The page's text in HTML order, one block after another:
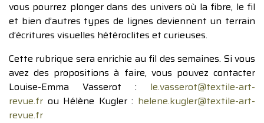
vous pourrez plonger dans des univers où la fibre, le fil
et bien d’autres types de lignes deviennent un terrain
d’écritures visuelles hétéroclites et curieuses.
Cette rubrique sera enrichie au fil des semaines. Si vous
avez des propositions à faire, vous pouvez contacter
Louise-Emma Vasserot : le.vasserot@textile-art-
revue.fr ou Hélène Kugler : helene.kugler@textile-art-
revue.fr